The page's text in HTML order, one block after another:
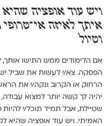
ויש עוד אופציה
איתך לאיזה
וטיול
אם הלימודים ממש התישו אותך,
הפסקה. צא/י לעשות את שביל
הרחוק או הקרוב ונקה/י את
יהיה לך קשה יותר למצוא
שטיילת, אבל תמיד תוכל/י
האמיתי. ויש עוד אופציה שהיא